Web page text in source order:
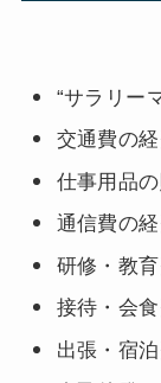
“サラリー
交通費の
仕事用品
通信費の
研修・教育
接待・会
出張・宿